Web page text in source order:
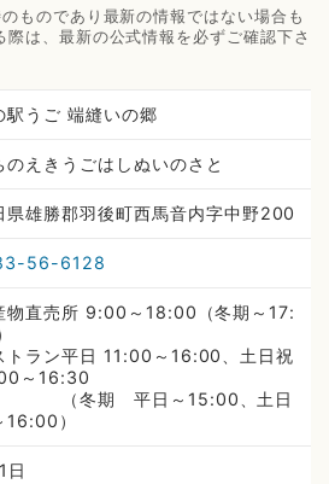
ものであり最新の情報ではない場合も
は、最新の公式情報を必ずご確認下さ
駅うご 端縫いの郷
のえきうごはしぬいのさと
県雄勝郡羽後町西馬音内字中野200
56-6128
物直売所 9:00～18:00（冬期～17:
トラン平日 11:00～16:00、土日祝
～16:30
冬期 平日～15:00、土日
16:00）
日